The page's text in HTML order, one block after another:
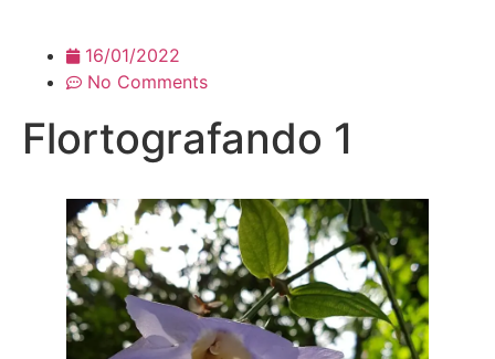
16/01/2022
No Comments
Flortografando 1